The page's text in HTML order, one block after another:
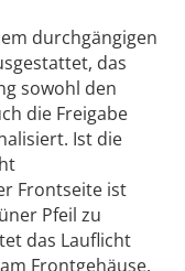
durchgängigen
das
sowohl den
die Freigabe
Ist die
Frontseite ist
Pfeil zu
das Lauflicht
Frontgehäuse.